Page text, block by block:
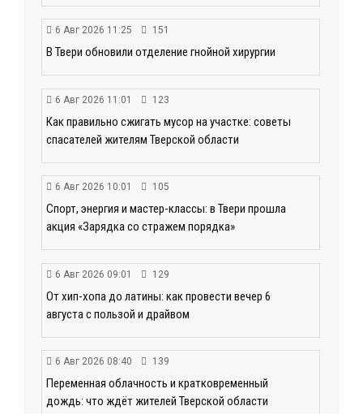
6 Авг 2026 11:25 151
В Твери обновили отделение гнойной хирургии
6 Авг 2026 11:01 123
Как правильно сжигать мусор на участке: советы
спасателей жителям Тверской области
6 Авг 2026 10:01 105
Спорт, энергия и мастер-классы: в Твери прошла
акция «Зарядка со стражем порядка»
6 Авг 2026 09:01 129
От хип-хопа до латины: как провести вечер 6
августа с пользой и драйвом
6 Авг 2026 08:40 139
Переменная облачность и кратковременный
дождь: что ждёт жителей Тверской области